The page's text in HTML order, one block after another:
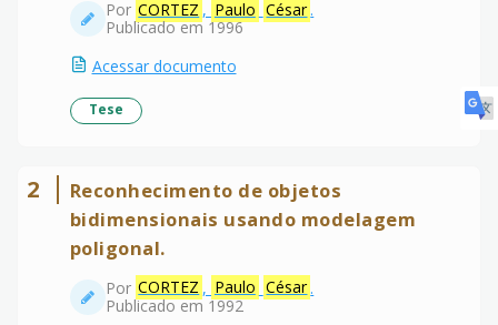
Por CORTEZ , Paulo César.
Publicado em 1996
Acessar documento
Tese
2
Reconhecimento de objetos
bidimensionais usando modelagem
poligonal.
Por CORTEZ , Paulo César.
Publicado em 1992